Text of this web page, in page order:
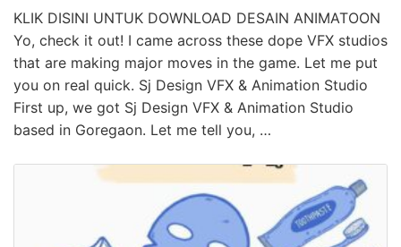
KLIK DISINI UNTUK DOWNLOAD DESAIN ANIMATOON
Yo, check it out! I came across these dope VFX studios
that are making major moves in the game. Let me put
you on real quick. Sj Design VFX & Animation Studio
First up, we got Sj Design VFX & Animation Studio
based in Goregaon. Let me tell you, …